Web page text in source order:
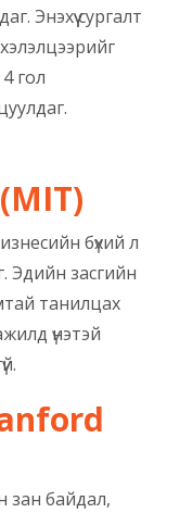
Энэхүү сургалт
гол
бүхий л
Эдийн засгийн
танилцах
үнэтэй
зан байдал,